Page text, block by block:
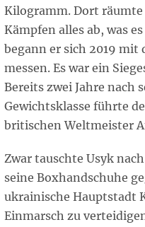
Kilogramm. Dort räumte
Kämpfen alles ab, was
begann er sich 2019 mit
messen. Es war ein
Bereits zwei Jahre nach
Gewichtsklasse führte
britischen Weltmeister
Zwar tauschte Usyk
seine Boxhandschuhe
ukrainische Hauptstadt
Einmarsch zu